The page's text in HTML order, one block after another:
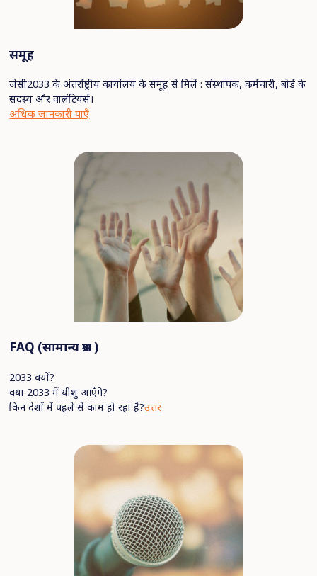
समूह
जेसी2033 के अंतर्राष्ट्रीय कार्यालय के समूह से मिलें : संस्थापक, कर्मचारी, बोर्ड के
सदस्य और वालंटियर्स।
अधिक जानकारी पाएँ
FAQ (सामान्यप्रश्न)
2033 क्यों?
क्या 2033 में यीशु आएँगे?
किन देशों में पहले से काम हो रहा है?उत्तर